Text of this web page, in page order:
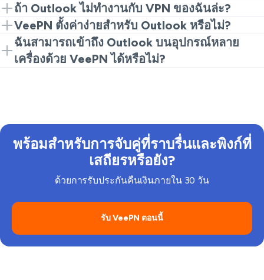
VPN เข้ารหัสการเชื่อมต่ออินเทอร์เน็ตของคุณ ปกป้อง
ข้อมูลที่ละเอียดอ่อนในขณะที่เข้าถึงอีเมลของคุณ.
ถ้า Outlook ไม่ทำงานกับ VPN ของฉันล่ะ?
หากคุณประสบปัญหา ให้ลองเชื่อมต่อกับเซิร์ฟเวอร์อื่น
หรือตรวจสอบการตั้งค่า VPN ของคุณ.
VeePN ตั้งค่าง่ายสำหรับ Outlook หรือไม่?
ใช่! อินเทอร์เฟซที่ใช้งานง่ายของ VeePN ทำให้การเชื่อม
ต่อและตั้งค่ากับ Outlook เป็นเรื่องง่าย.
ฉันสามารถเข้าถึง Outlook บนอุปกรณ์หลาย
เครื่องด้วย VeePN ได้หรือไม่?
พร้อมสำหรับการจับคู่ที่ราบรื่นและพิงก์ที่
เสถียรหรือยัง?
ด้วยการรับประกันคืนเงินภายใน 30 วัน
รับ VeePN ตอนนี้